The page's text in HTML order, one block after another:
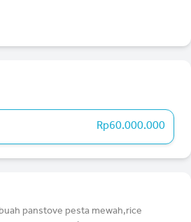
Rp60.000.000
panstove pesta mewah,rice